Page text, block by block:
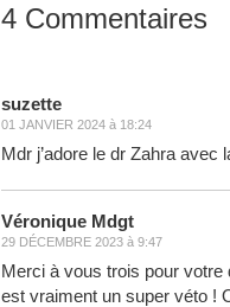
4 Commentaires
suzette
01 JANVIER 2024 à 18:24
Mdr j’adore le dr Zahra
Véronique Mdgt
29 DÉCEMBRE 2023 à 9:47
Merci à vous trois pour
est vraiment un super véto !